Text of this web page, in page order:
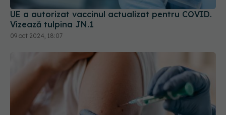
UE a autorizat vaccinul actualizat pentru COVID.
Vizează tulpina JN.1
09 oct 2024, 18:07